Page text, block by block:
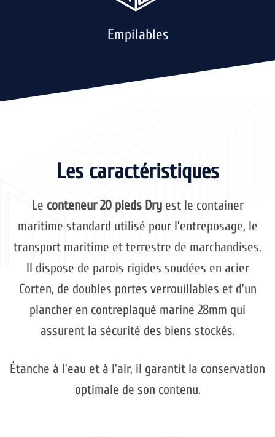
Empilables
Les caractéristiques
Le conteneur 20 pieds Dryest le container
maritime standard utilisé pour l’entreposage, le
transport maritime et terrestre de marchandises.
Il dispose de parois rigides soudées en acier
Corten, de doubles portes verrouillables et d’un
plancher en contreplaqué marine 28mm qui
assurent la sécurité des biens stockés.
Étanche à l’eau et à l’air, il garantit la conservation
optimale de son contenu.